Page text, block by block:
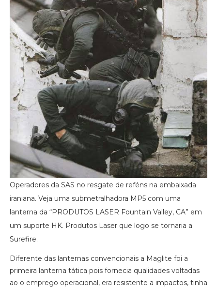
Operadores da SAS no resgate de reféns na embaixada
iraniana. Veja uma submetralhadora MP5 com uma
lanterna da “PRODUTOS LASER Fountain Valley, CA” em
um suporte HK. Produtos Laser que logo se tornaria a
Surefire.
Diferente das lanternas convencionais a Maglite foi a
primeira lanterna tática pois fornecia qualidades voltadas
ao o emprego operacional, era resistente a impactos, tinha